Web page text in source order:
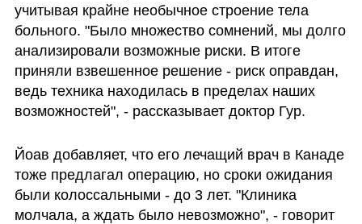
учитывая крайне необычное строение тела
больного. "Было множество сомнений, мы долго
анализировали возможные риски. В итоге
приняли взвешенное решение - риск оправдан,
ведь техника находилась в пределах наших
возможностей", - рассказывает доктор Гур.
Йоав добавляет, что его лечащий врач в Канаде
тоже предлагал операцию, но сроки ожидания
были колоссальными - до 3 лет. "Клиника
молчала, а ждать было невозможно", - говорит